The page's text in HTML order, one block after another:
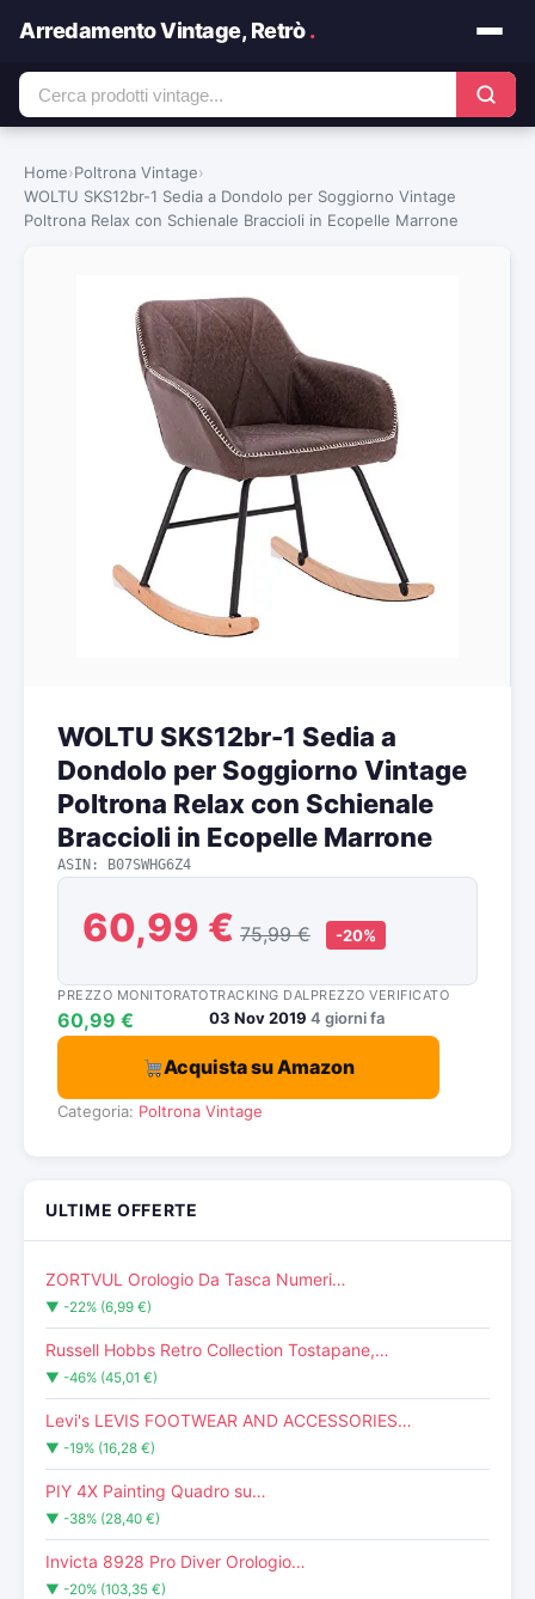
Arredamento Vintage, Retrò.
Home›Poltrona Vintage›
WOLTU SKS12br-1 Sedia a Dondolo per Soggiorno Vintage
Poltrona Relax con Schienale Braccioli in Ecopelle Marrone
WOLTU SKS12br-1 Sedia a
Dondolo per Soggiorno Vintage
Poltrona Relax con Schienale
Braccioli in Ecopelle Marrone
ASIN: B07SWHG6Z4
60,99 € 75,99 € -20%
PREZZO MONITORATO
60,99 €
TRACKING DAL
03 Nov 2019
PREZZO VERIFICATO
4 giorni fa
Acquista su Amazon
Categoria: Poltrona Vintage
ULTIME OFFERTE
ZORTVUL Orologio Da Tasca Numeri…
▼ -22% (6,99 €)
Russell Hobbs Retro Collection Tostapane,…
▼ -46% (45,01 €)
Levi's LEVIS FOOTWEAR AND ACCESSORIES…
▼ -19% (16,28 €)
PIY 4X Painting Quadro su…
▼ -38% (28,40 €)
Invicta 8928 Pro Diver Orologio…
▼ -20% (103,35 €)